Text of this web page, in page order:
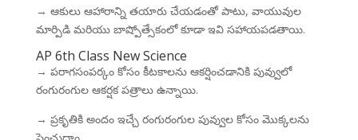
→ ఆకులు ఆహారాన్ని తయారు చేయడంతో పాటు, వాయువుల
మార్పిడి మరియు బాష్పోత్సేకంలో కూడా ఇవి సహాయపడతాయి.
AP 6th Class New Science
→ పరాగసంపర్కం కోసం కీటకాలను ఆకర్షించడానికి పువ్వులో
రంగురంగుల ఆకర్షక పత్రాలు ఉన్నాయి.
→ ప్రకృతికి అందం ఇచ్చే రంగురంగుల పువ్వుల కోసం మొక్కలను